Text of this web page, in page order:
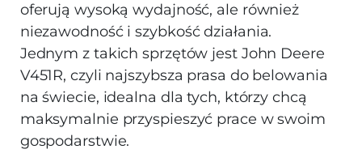
oferują wysoką wydajność, ale również
niezawodność i szybkość działania.
Jednym z takich sprzętów jest John Deere
V451R, czyli najszybsza prasa do belowania
na świecie, idealna dla tych, którzy chcą
maksymalnie przyspieszyć prace w swoim
gospodarstwie.